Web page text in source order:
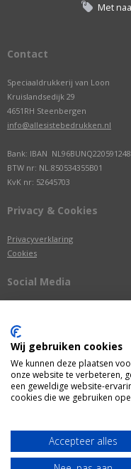
Met
Contact
Speciaaldrukkerij van Loon
Kruislandsedijk 29
4651RH Steenbergen
info@allesistebedrukken.nl
Bank: IBAN
BTW nr: NL.850534355B01
KvK nr: 52645703
Privacy & Cookies
Privacyverklaring
Cookies
Social Media
Wij gebruiken cookies
We kunnen deze plaatsen
onze website te verbeteren,
een geweldige website-
cookies die we gebruiken
Accepteer alles